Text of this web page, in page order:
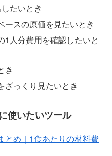
たいとき
ースの原価を見たいとき
1人分費用を確認したいと
き
ざっくり見たいとき
使いたいツール
とめ｜1食あたりの材料費